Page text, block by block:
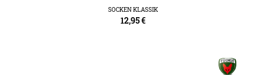
SOCKEN KLASSIK
12,95€